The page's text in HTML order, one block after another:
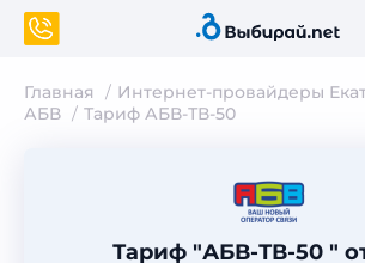
Главная
Интернет-провайдеры
АБВ
Тариф АБВ-ТВ-50
Тариф "АБВ-ТВ-50 "